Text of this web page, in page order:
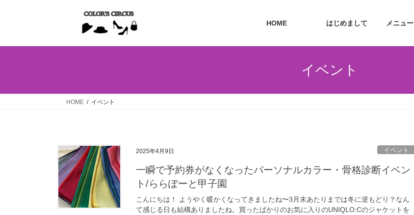
HOME はじめまして メニュー
イベント
HOME イベント
2025年4月9日 イベント
一瞬で予約券がなくなったパーソナルカラー・骨格診断イベン
ト/ららぽーと甲子園
こんにちは！ ようやく暖かくなってきましたね〜3月末あたりまでは冬に逆もどり？なん
て感じる日も結構ありましたね。買ったばかりのお気に入りのUNIQLO:Cのジャケットを